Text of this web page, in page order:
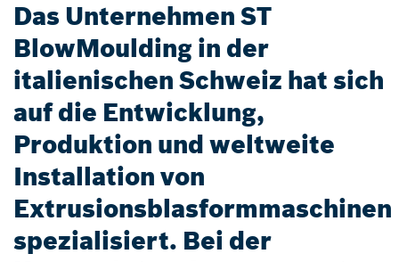
Das Unternehmen ST
BlowMoulding in der
italienischen Schweiz hat sich
auf die Entwicklung,
Produktion und weltweite
Installation von
Extrusionsblasformmaschinen
spezialisiert. Bei der